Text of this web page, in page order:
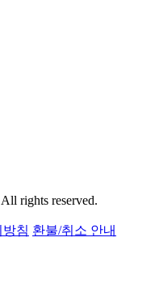
rights reserved.
침 환불/취소 안내